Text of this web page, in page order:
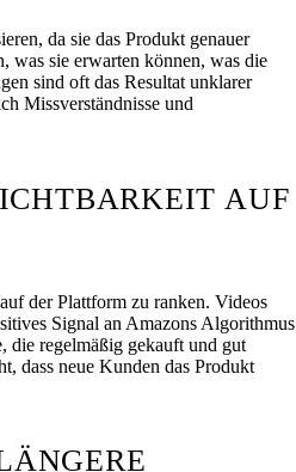
da sie das Produkt genauer
was sie erwarten können, was die
sind oft das Resultat unklarer
Missverständnisse und
AUF
der Plattform zu ranken. Videos
Signal an Amazons Algorithmus
die regelmäßig gekauft und gut
dass neue Kunden das Produkt